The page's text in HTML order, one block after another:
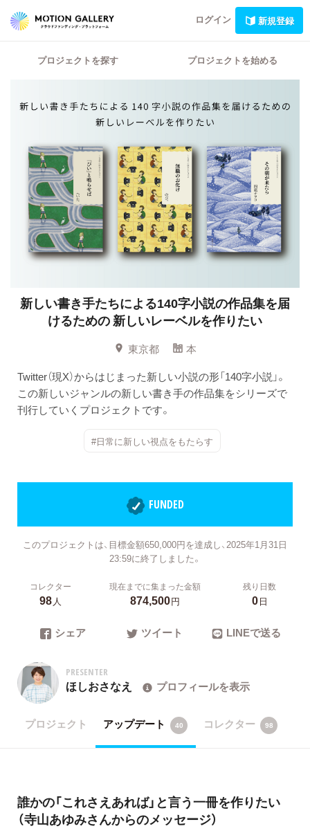
ログイン 新規登録
プロジェクトを探す プロジェクトを始める
新しい書き手たちによる140字小説の作品集を届
けるための新しいレーベルを作りたい
東京都
本
Twitter（現X）からはじまった新しい小説の形「140字小説」。
この新しいジャンルの新しい書き手の作品集をシリーズで
刊行していくプロジェクトです。
#日常に新しい視点をもたらす
FUNDED
このプロジェクトは、目標金額650,000円を達成し、2025年1月31日
23:59に終了しました。
コレクター
98人
現在までに集まった金額
874,500円
残り日数
0日
シェア ツイート LINEで送る
PRESENTER
ほしおさなえ プロフィールを表示
プロジェクト アップデート 40 コレクター 98
誰かの「これさえあれば」と言う一冊を作りたい
（寺山あゆみさんからのメッセージ）